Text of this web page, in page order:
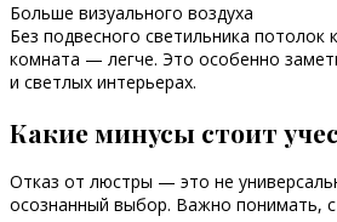
Больше визуального воздуха
Без подвесного светильника
комната — легче. Это особенно
и светлых интерьерах.
Какие минусы стоит
Отказ от люстры — это не
осознанный выбор. Важно понимать,